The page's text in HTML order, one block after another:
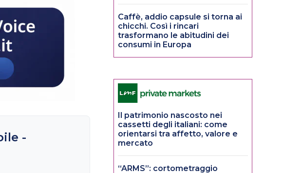
-
Caffè, addio capsule si torna ai
chicchi. Così i rincari
trasformano le abitudini dei
consumi in Europa
Il patrimonio nascosto nei
cassetti degli italiani: come
orientarsi tra affetto, valore e
mercato
“ARMS”: cortometraggio